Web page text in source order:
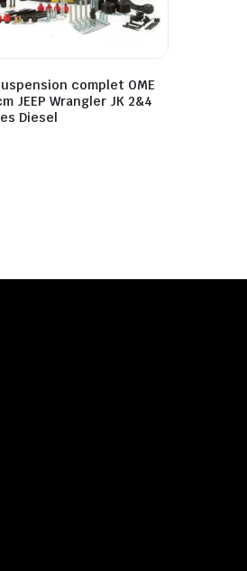
complet OME
JEEP Wrangler JK 2&4
Diesel